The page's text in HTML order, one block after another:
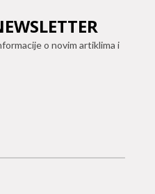
o novim artiklima i